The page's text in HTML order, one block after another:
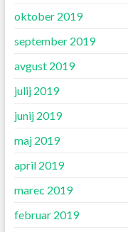
oktober 2019
september 2019
avgust 2019
julij 2019
junij 2019
maj 2019
april 2019
marec 2019
februar 2019